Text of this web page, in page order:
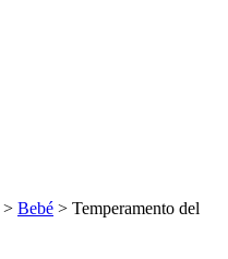
> Bebé > Temperamento del